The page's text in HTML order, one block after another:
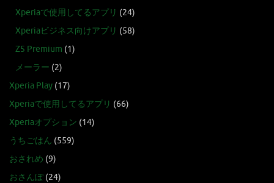
Xperiaで使用してるアプリ (24)
Xperiaビジネス向けアプリ (58)
Z5 Premium (1)
メーラー (2)
Xperia Play (17)
Xperiaで使用してるアプリ (66)
Xperiaオプション (14)
うちごはん (559)
おされめ (9)
おさんぽ(24)